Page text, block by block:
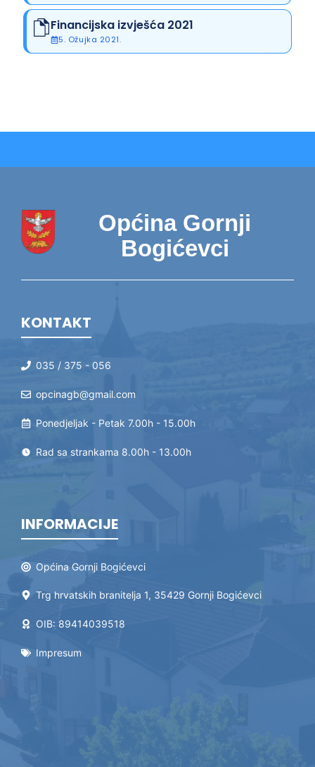
Financijska izvješća 2021
5. Ožujka 2021.
Općina Gornji
Bogićevci
KONTAKT
035 / 375 - 056
opcinagb@gmail.com
Ponedjeljak - Petak 7.00h - 15.00h
Rad sa strankama 8.00h - 13.00h
INFORMACIJE
Općina Gornji Bogićevci
Trg hrvatskih branitelja 1, 35429 Gornji Bogićevci
OIB: 89414039518
Impresum